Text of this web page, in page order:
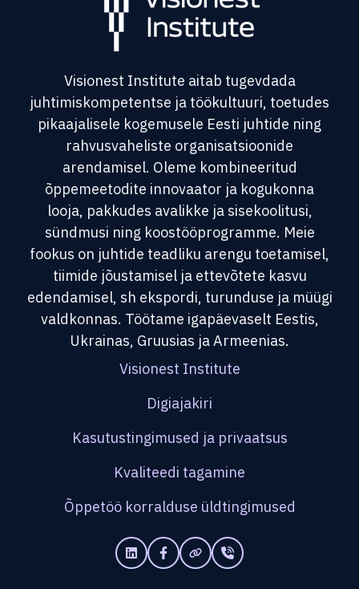
Visionest Institute aitab tugevdada
juhtimiskompetentse ja töökultuuri, toetudes
pikaajalisele kogemusele Eesti juhtide ning
rahvusvaheliste organisatsioonide
arendamisel. Oleme kombineeritud
õppemeetodite innovaator ja kogukonna
looja, pakkudes avalikke ja sisekoolitusi,
sündmusi ning koostööprogramme. Meie
fookus on juhtide teadliku arengu toetamisel,
tiimide jõustamisel ja ettevõtete kasvu
edendamisel, sh ekspordi, turunduse ja müügi
valdkonnas. Töötame igapäevaselt Eestis,
Ukrainas, Gruusias ja Armeenias.
Visionest Institute
Digiajakiri
Kasutustingimused ja privaatsus
Kvaliteedi tagamine
Õppetöö korralduse üldtingimused